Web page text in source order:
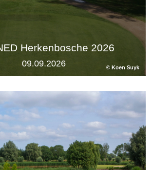
© Koen Suyk
Herkenbosche 2026
09.09.2026